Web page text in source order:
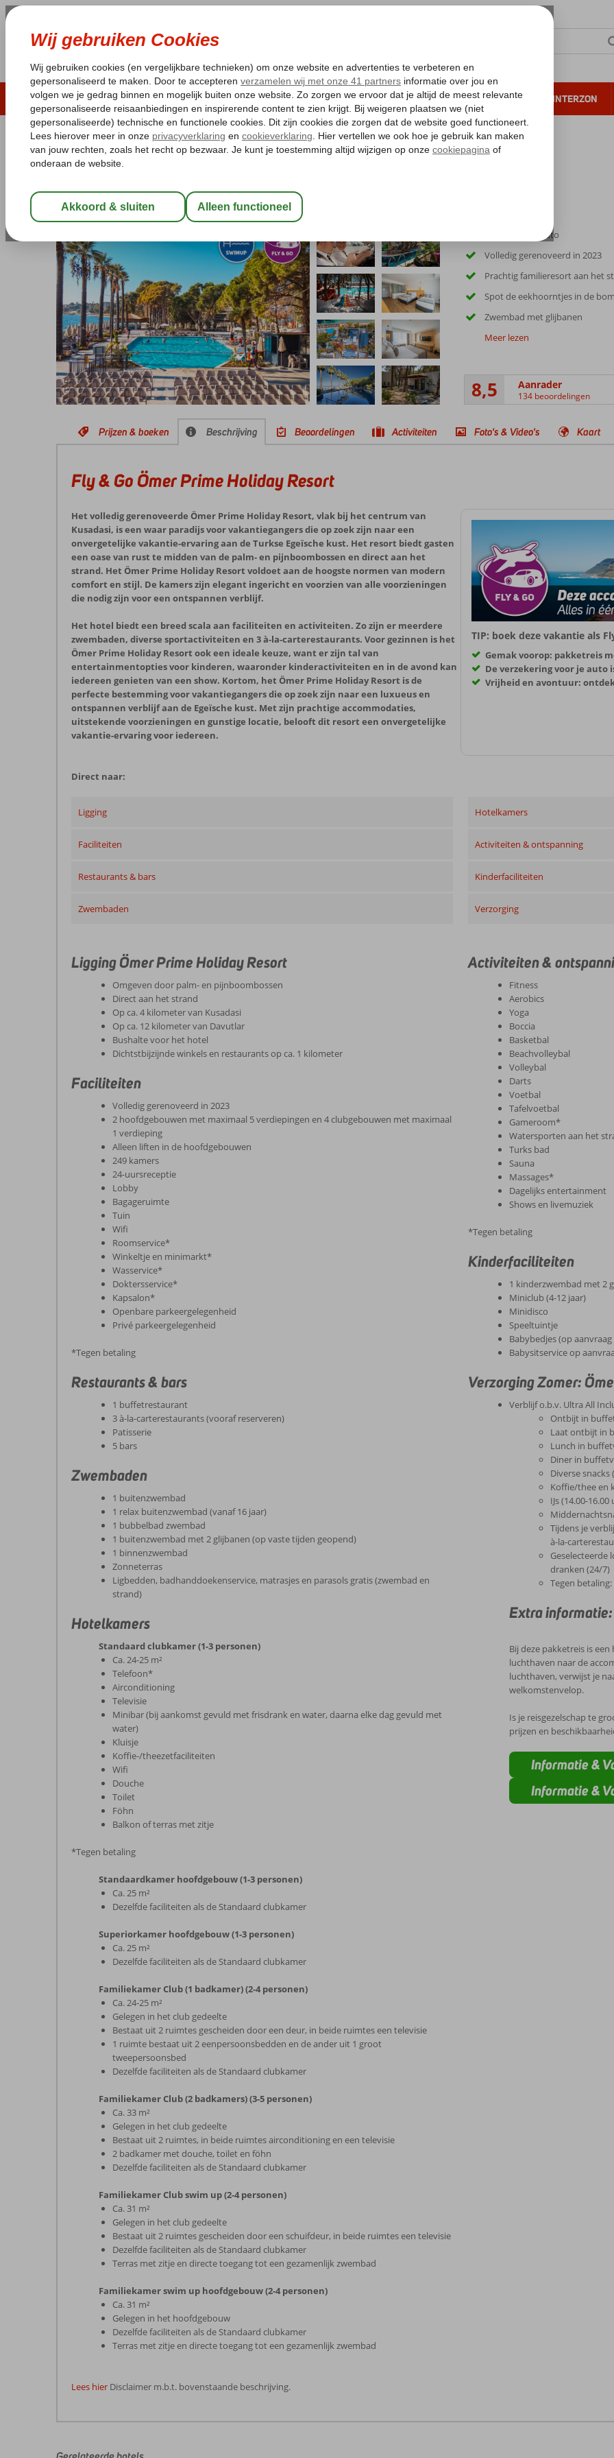
LAST MINUTE ZOMER 2026 ZONVAKANTIE VERRE REIZEN ALL INCLUSIVE WINTERZON
Pakketgarantie Laagsteprijsgarantie* Gratis annuleren*
Home
Turkije Egeische kust
Fly & Go Ömer Prime Holiday Resort
Ultra All Inclusive-Hotel
Inclusief huurauto
Volledig gerenoveerd in 2023
Prachtig familieresort aan het
Spot de eekhoorntjes in de
Zwembad met glijbanen
Meer lezen
8,5 Aanrader
134 beoordelingen
Prijzen & boeken Beschrijving Beoordelingen Activiteiten Foto's & Video's Kaart
Fly & Go Ömer Prime Holiday Resort
Het volledig gerenoveerde Ömer Prime Holiday Resort, vlak bij het centrum van
Kusadasi, is een waar paradijs voor vakantiegangers die op zoek zijn naar een
onvergetelijke vakantie-ervaring aan de Turkse Egeïsche kust. Het resort biedt gasten
een oase van rust te midden van de palm- en pijnboombossen en direct aan het
strand. Het Ömer Prime Holiday Resort voldoet aan de hoogste normen van modern
comfort en stijl. De kamers zijn elegant ingericht en voorzien van alle voorzieningen
die nodig zijn voor een ontspannen verblijf.
Het hotel biedt een breed scala aan faciliteiten en activiteiten. Zo zijn er meerdere
zwembaden, diverse sportactiviteiten en 3 à-la-carterestaurants. Voor gezinnen is het
Ömer Prime Holiday Resort ook een ideale keuze, want er zijn tal van
entertainmentopties voor kinderen, waaronder kinderactiviteiten en in de avond kan
iedereen genieten van een show. Kortom, het Ömer Prime Holiday Resort is de
perfecte bestemming voor vakantiegangers die op zoek zijn naar een luxueus en
ontspannen verblijf aan de Egeïsche kust. Met zijn prachtige accommodaties,
uitstekende voorzieningen en gunstige locatie, belooft dit resort een onvergetelijke
vakantie-ervaring voor iedereen.
TIP: boek deze vakantie als
Gemak voorop: pakketreis
De verzekering voor je auto
Vrijheid en avontuur:
Direct naar:
Ligging
Faciliteiten
Restaurants & bars
Zwembaden
Hotelkamers
Activiteiten & ontspanning
Kinderfaciliteiten
Verzorging
Ligging Ömer Prime Holiday Resort
Omgeven door palm- en pijnboombossen
Direct aan het strand
Op ca. 4 kilometer van Kusadasi
Op ca. 12 kilometer van Davutlar
Bushalte voor het hotel
Dichtstbijzijnde winkels en restaurants op ca. 1 kilometer
Faciliteiten
Volledig gerenoveerd in 2023
2 hoofdgebouwen met maximaal 5 verdiepingen en 4 clubgebouwen met maximaal
1 verdieping
Alleen liften in de hoofdgebouwen
249 kamers
24-uursreceptie
Lobby
Bagageruimte
Tuin
Wifi
Roomservice*
Winkeltje en minimarkt*
Wasservice*
Doktersservice*
Kapsalon*
Openbare parkeergelegenheid
Privé parkeergelegenheid
*Tegen betaling
Restaurants & bars
1 buffetrestaurant
3 à-la-carterestaurants (vooraf reserveren)
Patisserie
5 bars
Zwembaden
1 buitenzwembad
1 relax buitenzwembad (vanaf 16 jaar)
1 bubbelbad zwembad
1 buitenzwembad met 2 glijbanen (op vaste tijden geopend)
1 binnenzwembad
Zonneterras
Ligbedden, badhanddoekenservice, matrasjes en parasols gratis (zwembad en
strand)
Hotelkamers
Standaard clubkamer (1-3 personen)
Ca. 24-25 m²
Telefoon*
Airconditioning
Televisie
Minibar (bij aankomst gevuld met frisdrank en water, daarna elke dag gevuld met
water)
Kluisje
Koffie-/theezetfaciliteiten
Wifi
Douche
Toilet
Föhn
Balkon of terras met zitje
*Tegen betaling
Standaardkamer hoofdgebouw (1-3 personen)
Ca. 25 m²
Dezelfde faciliteiten als de Standaard clubkamer
Superiorkamer hoofdgebouw (1-3 personen)
Ca. 25 m²
Dezelfde faciliteiten als de Standaard clubkamer
Familiekamer Club (1 badkamer) (2-4 personen)
Ca. 24-25 m²
Gelegen in het club gedeelte
Bestaat uit 2 ruimtes gescheiden door een deur, in beide ruimtes een televisie
1 ruimte bestaat uit 2 eenpersoonsbedden en de ander uit 1 groot
tweepersoonsbed
Dezelfde faciliteiten als de Standaard clubkamer
Familiekamer Club (2 badkamers) (3-5 personen)
Ca. 33 m²
Gelegen in het club gedeelte
Bestaat uit 2 ruimtes, in beide ruimtes airconditioning en een televisie
2 badkamer met douche, toilet en föhn
Dezelfde faciliteiten als de Standaard clubkamer
Familiekamer Club swim up (2-4 personen)
Ca. 31 m²
Gelegen in het club gedeelte
Bestaat uit 2 ruimtes gescheiden door een schuifdeur, in beide ruimtes een televisie
Dezelfde faciliteiten als de Standaard clubkamer
Terras met zitje en directe toegang tot een gezamenlijk zwembad
Familiekamer swim up hoofdgebouw (2-4 personen)
Ca. 31 m²
Gelegen in het hoofdgebouw
Dezelfde faciliteiten als de Standaard clubkamer
Terras met zitje en directe toegang tot een gezamenlijk zwembad
Activiteiten &
Fitness
Aerobics
Yoga
Boccia
Basketbal
Beachvolleybal
Volleybal
Darts
Voetbal
Tafelvoetbal
Gameroom*
Watersporten aan het
Turks bad
Sauna
Massages*
Dagelijks entertainment
Shows en livemuziek
*Tegen betaling
Kinderfaciliteiten
1 kinderzwembad met 2
Miniclub (4-12 jaar)
Minidisco
Speeltuintje
Babybedjes (op
Babysitservice op
Verzorging Zomer:
Verblijf o.b.v. Ultra All
Ontbijt in
Laat ontbijt in
Lunch in
Diner in
Diverse snacks
Koffie/thee en
IJs (14.00-16.00
Tijdens je
à-la-
Geselecteerde
dranken (24/7)
Tegen
Extra informatie:
Bij deze pakketreis is
luchthaven naar de
luchthaven, verwijst je
welkomstenvelop.
Is je reisgezelschap te
prijzen en
Informatie &
Informatie &
Lees hier Disclaimer m.b.t. bovenstaande beschrijving.
door